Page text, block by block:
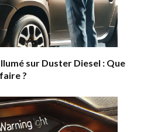
sur Duster Diesel : Que
faire ?